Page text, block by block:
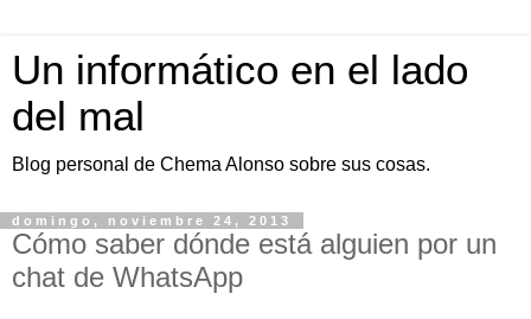
Un informático en el lado
del mal
Blog personal de Chema Alonso sobre sus cosas.
domingo, noviembre 24, 2013
Cómo saber dónde está alguien por un
chat de WhatsApp